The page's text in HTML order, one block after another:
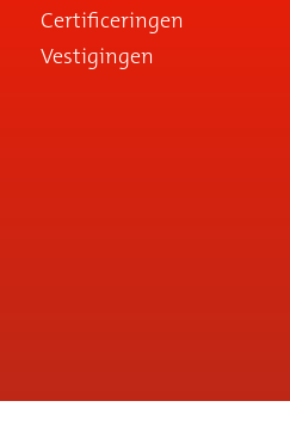
Certificeringen
Vestigingen